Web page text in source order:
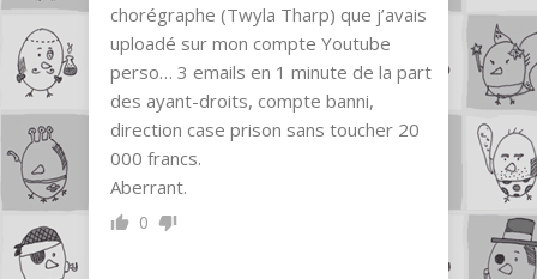
chorégraphe (Twyla Tharp) que j’avais
uploadé sur mon compte Youtube
perso… 3 emails en 1 minute de la part
des ayant-droits, compte banni,
direction case prison sans toucher 20
000 francs.
Aberrant.
0